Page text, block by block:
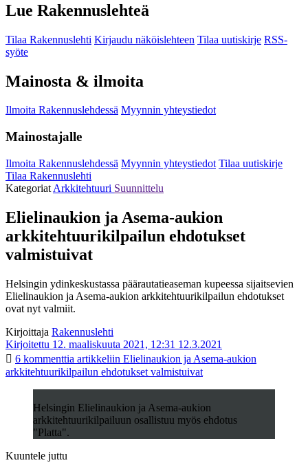
Lue Rakennuslehteä
Tilaa Rakennuslehti Kirjaudu näköislehteen Tilaa uutiskirje RSS-
syöte
Mainosta & ilmoita
Ilmoita Rakennuslehdessä Myynnin yhteystiedot
Mainostajalle
Ilmoita Rakennuslehdessä Myynnin yhteystiedot Tilaa uutiskirje
Tilaa Rakennuslehti
Kategoriat Arkkitehtuuri Suunnittelu
Elielinaukion ja Asema-aukion
arkkitehtuurikilpailun ehdotukset
valmistuivat
Helsingin ydinkeskustassa päärautatieaseman kupeessa sijaitsevien
Elielinaukion ja Asema-aukion arkkitehtuurikilpailun ehdotukset
ovat nyt valmiit.
Kirjoittaja Rakennuslehti
Kirjoitettu 12. maaliskuuta 2021, 12:31 12.3.2021
6 kommenttia artikkeliin Elielinaukion ja Asema-aukion
arkkitehtuurikilpailun ehdotukset valmistuivat
Helsingin Elielinaukion ja Asema-aukion
arkkitehtuurikilpailuun osallistuu myös ehdotus
"Platta".
Kuuntele juttu